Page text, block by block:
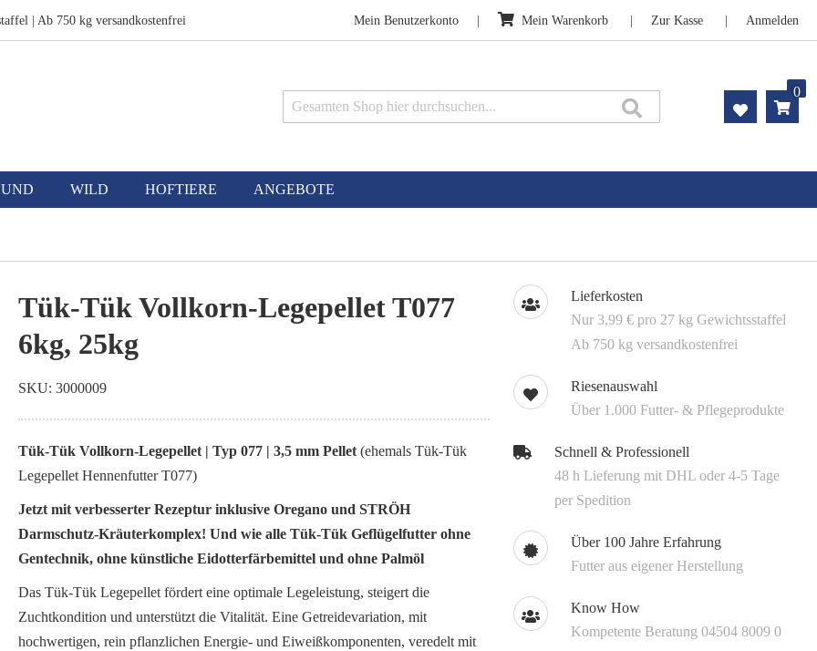
Mein Benutzerkonto Anmelden
| Ab 750 kg versandkostenfrei Mein Warenkorb Zur Kasse
0
WILD HOFTIERE ANGEBOTE
Tük-Tük Vollkorn-Legepellet T077
6kg, 25kg
Tük-Tük Vollkorn-Legepellet | Typ 077 | 3,5 mm Pellet (ehemals Tük-Tük
Legepellet Hennenfutter T077)
Jetzt mit verbesserter Rezeptur inklusive Oregano und STRÖH
Darmschutz-Kräuterkomplex! Und wie alle Tük-Tük Geflügelfutter ohne
Gentechnik, ohne künstliche Eidotterfärbemittel und ohne Palmöl
Das Tük-Tük Legepellet fördert eine optimale Legeleistung, steigert die
Zuchtkondition und unterstützt die Vitalität. Eine Getreidevariation, mit
hochwertigen, rein pflanzlichen Energie- und Eiweißkomponenten, veredelt mit
SKU 3000009
Lieferkosten
Nur 3,99 € pro 27 kg Gewichtsstaffel
Ab 750 kg versandkostenfrei
Riesenauswahl
Über 1.000 Futter- & Pflegeprodukte
Schnell & Professionell
48 h Lieferung mit DHL oder 4-5 Tage
per Spedition
Über 100 Jahre Erfahrung
Futter aus eigener Herstellung
Know How
Kompetente Beratung 04504 8009 0